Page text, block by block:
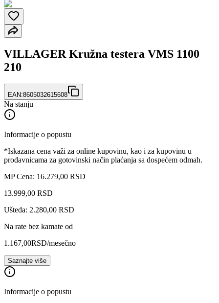
VILLAGER Kružna testera VMS 1100
210
EAN:8605032615608
Na stanju
Informacije o popustu
*Iskazana cena važi za online kupovinu, kao i za kupovinu u
prodavnicama za gotovinski način plaćanja sa dospećem odmah.
MP Cena: 16.279,00 RSD
13.999,00 RSD
Ušteda: 2.280,00 RSD
Na rate bez kamate od
1.167,00RSD/mesečno
Saznajte više
Informacije o popustu